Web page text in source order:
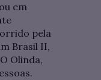
em
pela
Brasil II,
Olinda,